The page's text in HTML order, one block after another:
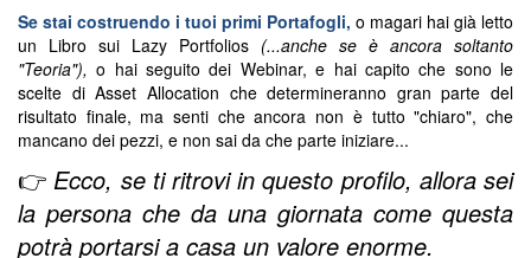
Se stai costruendo i tuoi primi Portafogli, o magari hai già letto
un Libro sui Lazy Portfolios (...anche se è ancora soltanto
"Teoria"), o hai seguito dei Webinar, e hai capito che sono le
scelte di Asset Allocation che determineranno gran parte del
risultato finale, ma senti che ancora non è tutto "chiaro", che
mancano dei pezzi, e non sai da che parte iniziare...
👉Ecco, se ti ritrovi in questo profilo, allora sei
la persona che da una giornata come questa
potrà portarsi a casa un valore enorme.